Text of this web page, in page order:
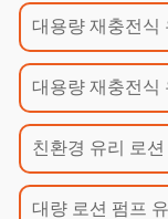
대용량 재충전식
대용량 재충전식
친환경 유리 로션
대량 로션 펌프